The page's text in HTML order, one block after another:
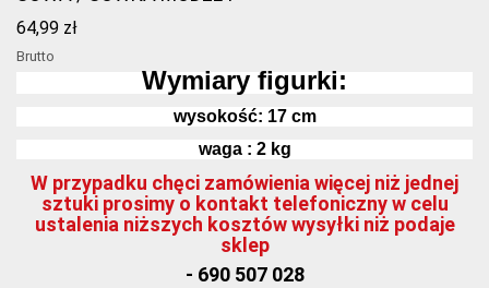
64,99 zł
Brutto
Wymiary figurki:
wysokość: 17 cm
waga : 2 kg
W przypadku chęci zamówienia więcej niż jednej
sztuki prosimy o kontakt telefoniczny w celu
ustalenia niższych kosztów wysyłki niż podaje
sklep
- 690 507 028